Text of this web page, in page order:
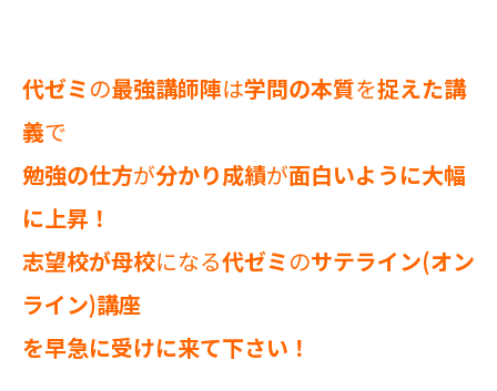
代ゼミの最強講師陣は学問の本質を捉えた講
義で
勉強の仕方が分かり成績が面白いように大幅
に上昇！
志望校が母校になる代ゼミのサテライン(オン
ライン)講座
を早急に受けに来て下さい！